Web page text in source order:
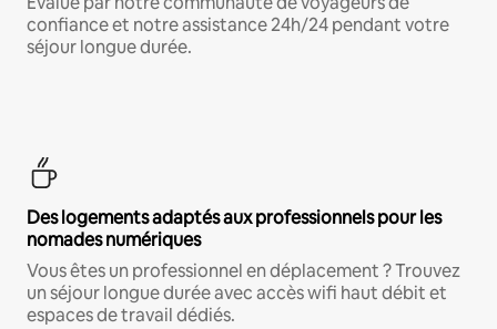
confiance et notre assistance 24h/24 pendant votre
séjour longue durée.
Des logements adaptés aux professionnels pour les
nomades numériques
Vous êtes un professionnel en déplacement ? Trouvez
un séjour longue durée avec accès wifi haut débit et
espaces de travail dédiés.